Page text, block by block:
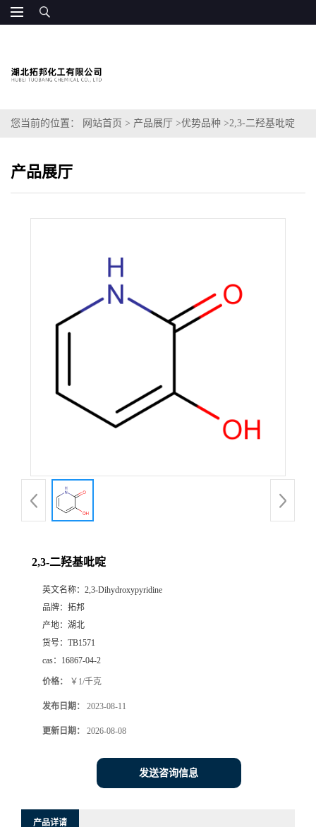
您当前的位置： 网站首页 > 产品展厅 >优势品种 >2,3-二羟基吡啶
产品展厅
2,3-二羟基吡啶
英文名称： 2,3-Dihydroxypyridine
品牌： 拓邦
产地： 湖北
货号： TB1571
cas： 16867-04-2
价格： ￥1/千克
发布日期： 2023-08-11
更新日期： 2026-08-08
发送咨询信息
产品详请